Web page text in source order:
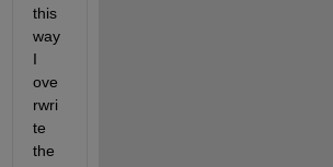
this
way
I
ove
rwri
te
the